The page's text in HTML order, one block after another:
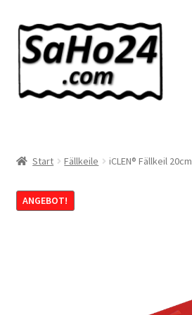
Zur
Navigation
springen
Zum
Inhalt
springen
Shop
Über uns
Start Fällkeile iCLEN® Fällkeil 20cm
ANGEBOT!